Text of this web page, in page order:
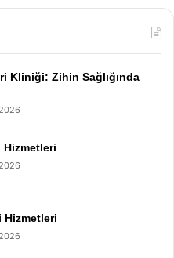
Kliniği: Zihin Sağlığında
Hizmetleri
Hizmetleri